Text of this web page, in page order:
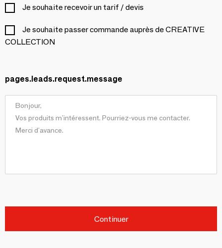
Je souhaite recevoir un tarif / devis
Je souhaite passer commande auprès de CREATIVE
COLLECTION
pages.leads.request.message
Continuer